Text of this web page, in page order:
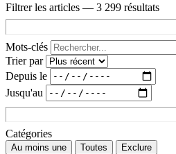
Filtrer les articles — 3 299 résultats
Mots-clés
Trier par
Depuis le
Jusqu'au
Catégories
Au moins une Toutes Exclure